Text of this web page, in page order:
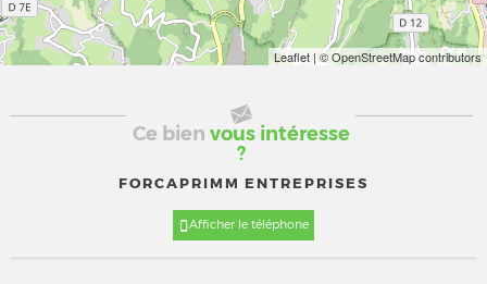
Leaflet | © OpenStreetMap contributors
Ce bien vous intéresse
?
FORCAPRIMM ENTREPRISES
Afficher le téléphone